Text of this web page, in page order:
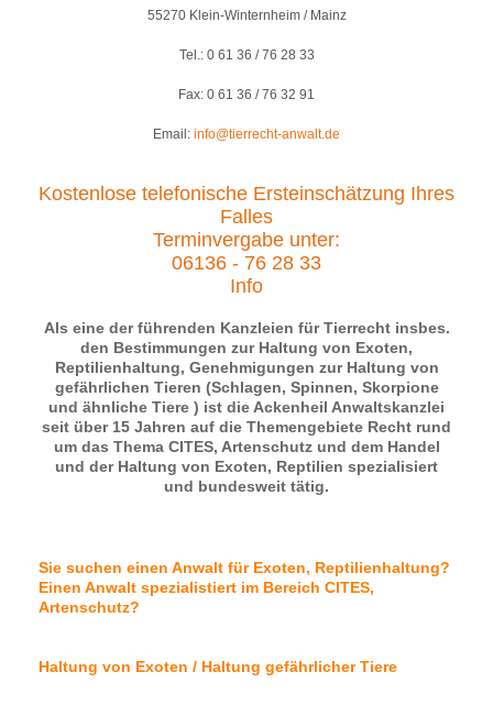
55270 Klein-Winternheim / Mainz
Tel.: 0 61 36 / 76 28 33
Fax: 0 61 36 / 76 32 91
Email: info@tierrecht-anwalt.de
Kostenlose telefonische Ersteinschätzung Ihres
Falles
Terminvergabe unter:
06136 - 76 28 33
Info
Als eine der führenden Kanzleien für Tierrecht insbes.
den Bestimmungen zur Haltung von Exoten,
Reptilienhaltung, Genehmigungen zur Haltung von
gefährlichen Tieren (Schlagen, Spinnen, Skorpione
und ähnliche Tiere ) ist die Ackenheil Anwaltskanzlei
seit über 15 Jahren auf die Themengebiete Recht rund
um das Thema CITES, Artenschutz und dem Handel
und der Haltung von Exoten, Reptilien spezialisiert
und bundesweit tätig.
Sie suchen einen Anwalt für Exoten, Reptilienhaltung?
Einen Anwalt spezialistiert im Bereich CITES,
Artenschutz?
Haltung von Exoten / Haltung gefährlicher Tiere